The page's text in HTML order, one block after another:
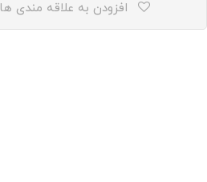
افزودن به علاقه مندی ها